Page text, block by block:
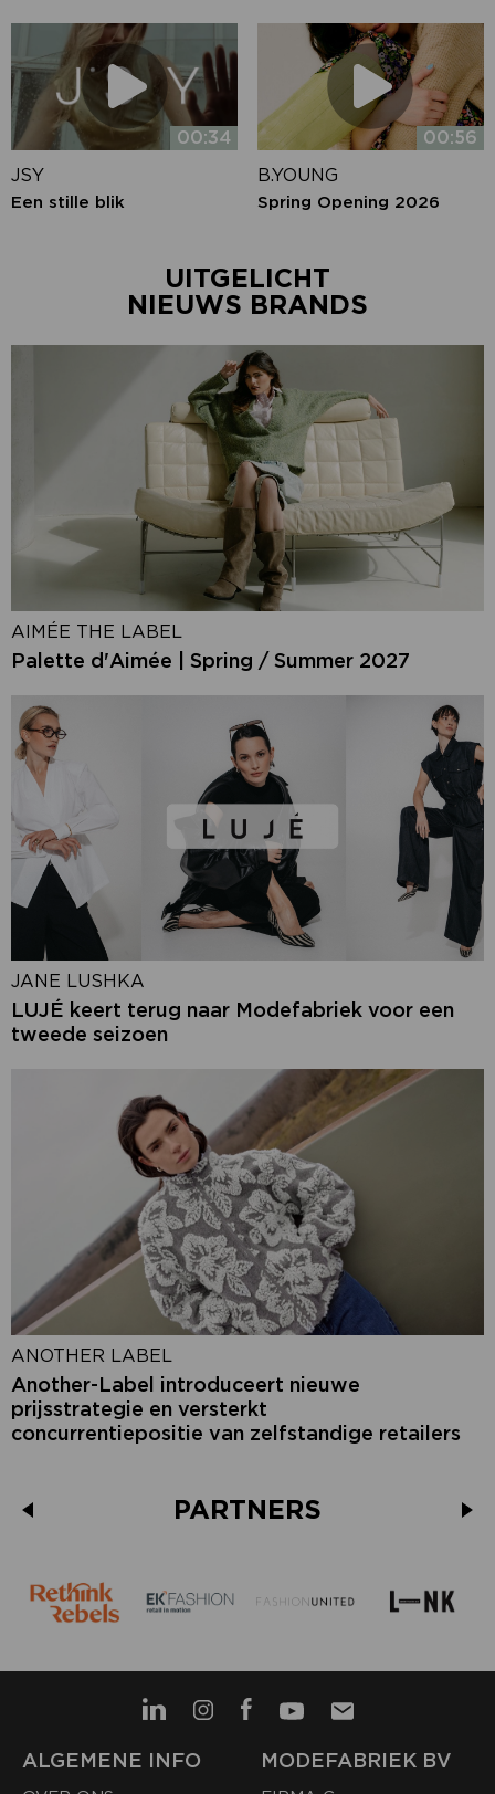
00:34
JSY
Een stille blik
00:56
B.YOUNG
Spring Opening 2026
UITGELICHT
NIEUWS BRANDS
AIMÉE THE LABEL
Palette d'Aimée | Spring / Summer 2027
JANE LUSHKA
LUJÉ keert terug naar Modefabriek voor een
tweede seizoen
ANOTHER LABEL
Another-Label introduceert nieuwe
prijsstrategie en versterkt
concurrentiepositie van zelfstandige retailers
PARTNERS
ALGEMENE INFO MODEFABRIEK BV